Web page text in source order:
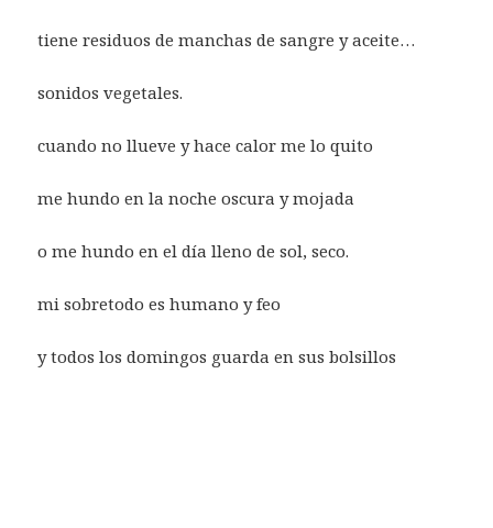
tiene residuos de manchas de sangre y aceite…
sonidos vegetales.
cuando no llueve y hace calor me lo quito
me hundo en la noche oscura y mojada
o me hundo en el día lleno de sol, seco.
mi sobretodo es humano y feo
y todos los domingos guarda en sus bolsillos